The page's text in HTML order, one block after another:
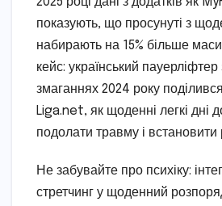
показують, що просунуті з
набирають на 15% більше
кейс: український
змаганнях 2024 року
Liga.net, як щоденні легкі дні
подолати травму і встановити
Не забувайте про психіку:
стретчинг у щоденний